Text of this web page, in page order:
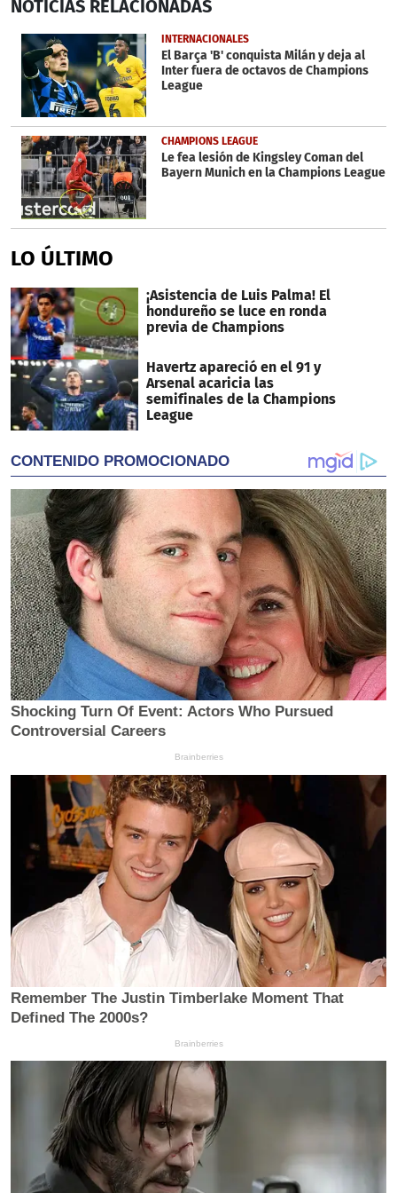
seconds
1
minute,
second
NOTICIAS RELACIONADAS
INTERNACIONALES
El Barça 'B' conquista Milán y deja al
Inter fuera de octavos de Champions
League
CHAMPIONS LEAGUE
Le fea lesión de Kingsley Coman del
Bayern Munich en la Champions League
LO ÚLTIMO
¡Asistencia de Luis Palma! El
hondureño se luce en ronda
previa de Champions
Havertz apareció en el 91 y
Arsenal acaricia las
semifinales de la Champions
League